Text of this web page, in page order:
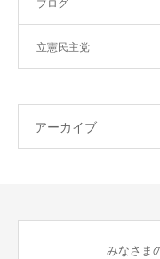
ブログ
立憲民主党
アーカイブ
みなさま